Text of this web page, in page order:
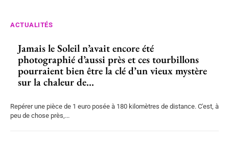
ACTUALITÉS
Jamais le Soleil n’avait encore été
photographié d’aussi près et ces tourbillons
pourraient bien être la clé d’un vieux mystère
sur la chaleur de...
Repérer une pièce de 1 euro posée à 180 kilomètres de distance. C'est, à
peu de chose près,...